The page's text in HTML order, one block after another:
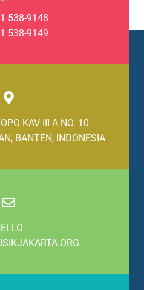
538-9148
538-9149
KAV III A NO. 10
BANTEN, INDONESIA